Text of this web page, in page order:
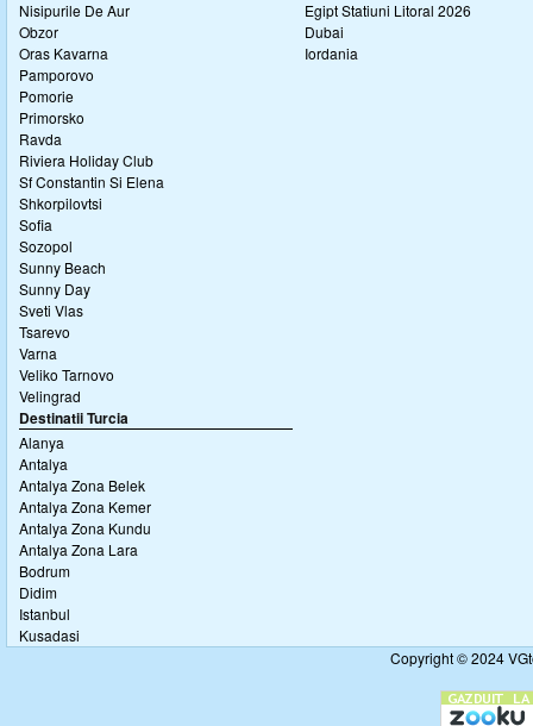
Nisipurile De Aur
Obzor
Oras Kavarna
Pamporovo
Pomorie
Primorsko
Ravda
Riviera Holiday Club
Sf Constantin Si Elena
Shkorpilovtsi
Sofia
Sozopol
Sunny Beach
Sunny Day
Sveti Vlas
Tsarevo
Varna
Veliko Tarnovo
Velingrad
Destinatii Turcia
Alanya
Antalya
Antalya Zona Belek
Antalya Zona Kemer
Antalya Zona Kundu
Antalya Zona Lara
Bodrum
Didim
Istanbul
Kusadasi
Egipt Statiuni Litoral 2026
Dubai
Iordania
Copyright © 2024